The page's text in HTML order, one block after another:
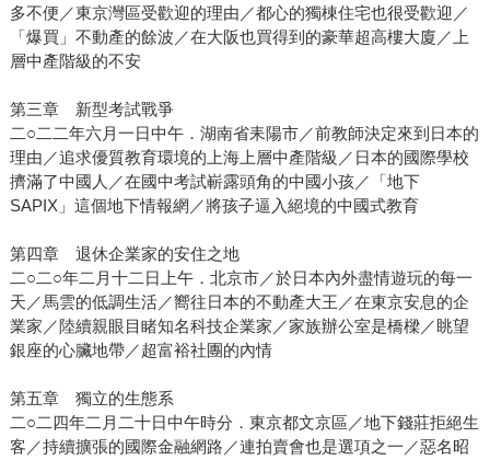
多不便／東京灣區受歡迎的理由／都心的獨棟住宅也很受歡迎／
「爆買」不動產的餘波／在大阪也買得到的豪華超高樓大廈／上
層中產階級的不安
第三章 新型考試戰爭
二○二二年六月一日中午．湖南省耒陽市／前教師決定來到日本的
理由／追求優質教育環境的上海上層中產階級／日本的國際學校
擠滿了中國人／在國中考試嶄露頭角的中國小孩／「地下
SAPIX」這個地下情報網／將孩子逼入絕境的中國式教育
第四章 退休企業家的安住之地
二○二○年二月十二日上午．北京市／於日本內外盡情遊玩的每一
天／馬雲的低調生活／嚮往日本的不動產大王／在東京安息的企
業家／陸續親眼目睹知名科技企業家／家族辦公室是橋樑／眺望
銀座的心臟地帶／超富裕社團的內情
第五章 獨立的生態系
二○二四年二月二十日中午時分．東京都文京區／地下錢莊拒絕生
客／持續擴張的國際金融網路／連拍賣會也是選項之一／惡名昭